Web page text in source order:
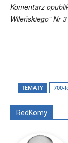
Komentarz
Wileńskiego” Nr
TEMATY 700-
RedKomy